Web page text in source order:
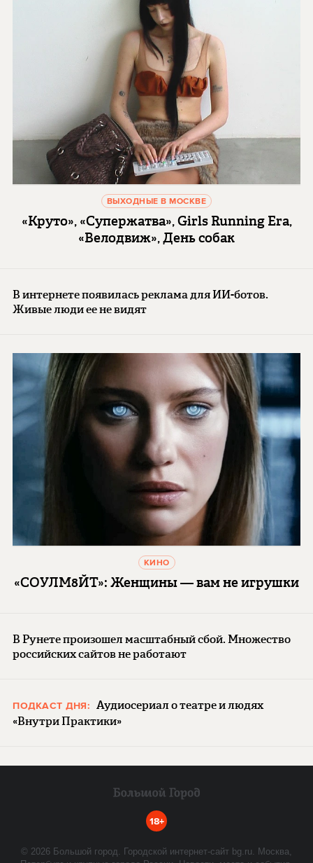
ВЫХОДНЫЕ В МОСКВЕ
«Круто», «Супержатва», Girls Running Era,
«Велодвиж», День собак
В интернете появилась реклама для ИИ-ботов.
Живые люди ее не видят
КИНО
«СОУЛМ8ЙТ»: Женщины — вам не игрушки
В Рунете произошел масштабный сбой. Множество
российских сайтов не работают
ПОДКАСТ ДНЯ: Аудиосериал о театре и людях
«Внутри Практики»
18+
© 2026 Большой город. Городской интернет-сайт bg.ru. Москва,